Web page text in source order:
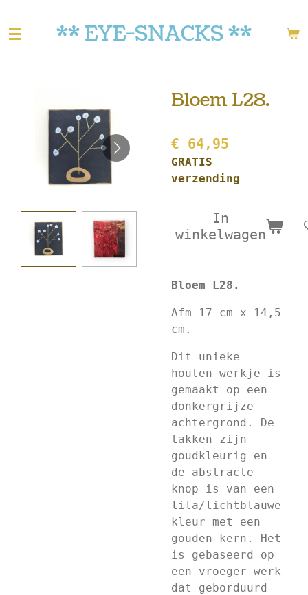
direct
** EYE-SNACKS **
Bloem L28.
€ 64,95
GRATIS
verzending
In
winkelwagen
Bloem L28.
Afm 17 cm x 14,5
cm.
Dit unieke
houten werkje is
gemaakt op een
donkergrijze
achtergrond. De
takken zijn
goudkleurig en
de abstracte
knop is van een
lila/lichtblauwe
kleur met een
gouden kern. Het
is gebaseerd op
een vroeger werk
dat geborduurd